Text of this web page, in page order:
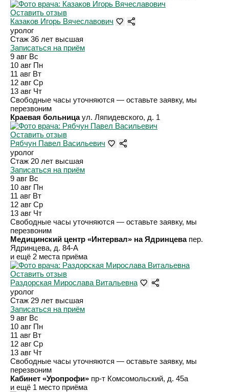
Оставить отзыв
Казаков Игорь Вячеславович
уролог
Стаж 36 лет высшая
Записаться на приём
9 авг Вс
10 авг Пн
11 авг Вт
12 авг Ср
13 авг Чт
Свободные часы уточняются — оставьте заявку, мы
перезвоним
Краевая больница ул. Ляпидевского, д. 1
Оставить отзыв
Рябчун Павел Васильевич
уролог
Стаж 20 лет высшая
Записаться на приём
9 авг Вс
10 авг Пн
11 авг Вт
12 авг Ср
13 авг Чт
Свободные часы уточняются — оставьте заявку, мы
перезвоним
Медицинский центр «Интервал» на Ядринцева пер.
Ядринцева, д. 84-А
и ещё 2 места приёма
Оставить отзыв
Раздорская Мирослава Витальевна
уролог
Стаж 29 лет высшая
Записаться на приём
9 авг Вс
10 авг Пн
11 авг Вт
12 авг Ср
13 авг Чт
Свободные часы уточняются — оставьте заявку, мы
перезвоним
Кабинет «Уропрофи» пр-т Комсомольский, д. 45а
и ещё 1 место приёма